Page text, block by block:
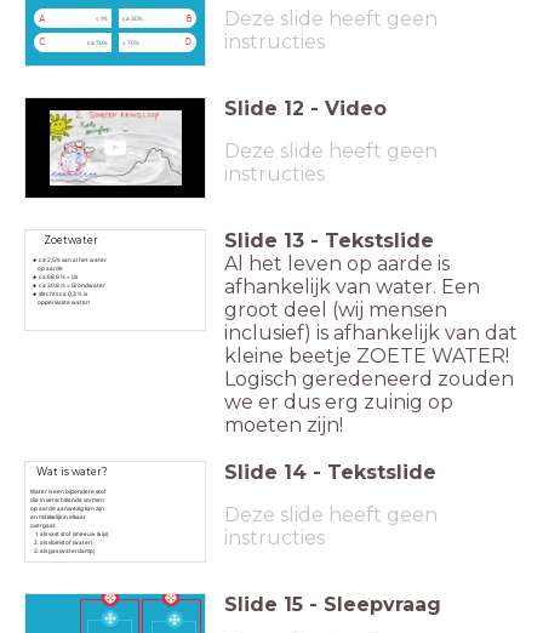
A < 1% B
ca 30%
C ca 70% D
> 70%
Deze slide heeft geen
instructies
Slide 12 - Video
Deze slide heeft geen
instructies
Zoetwater
ca 2,5% van al het water
op aarde
ca 68,9 % = IJs
ca 30,8 % = Grondwater
slechts ca 0,3 % is
oppervlakte water!
Slide 13 - Tekstslide
Al het leven op aarde is
afhankelijk van water. Een
groot deel (wij mensen
inclusief) is afhankelijk van dat
kleine beetje ZOETE WATER!
Logisch geredeneerd zouden
we er dus erg zuinig op
moeten zijn!
Wat is water?
Water is een bijzondere stof
die in verschillende vormen
op aarde aanwezig kan zijn
en makkelijk in elkaar
overgaat.
als vast stof (sneeuw & ijs)
als vloeistof (water)
als gas (waterdamp)
Slide 14 - Tekstslide
Deze slide heeft geen
instructies
Slide 15 - Sleepvraag